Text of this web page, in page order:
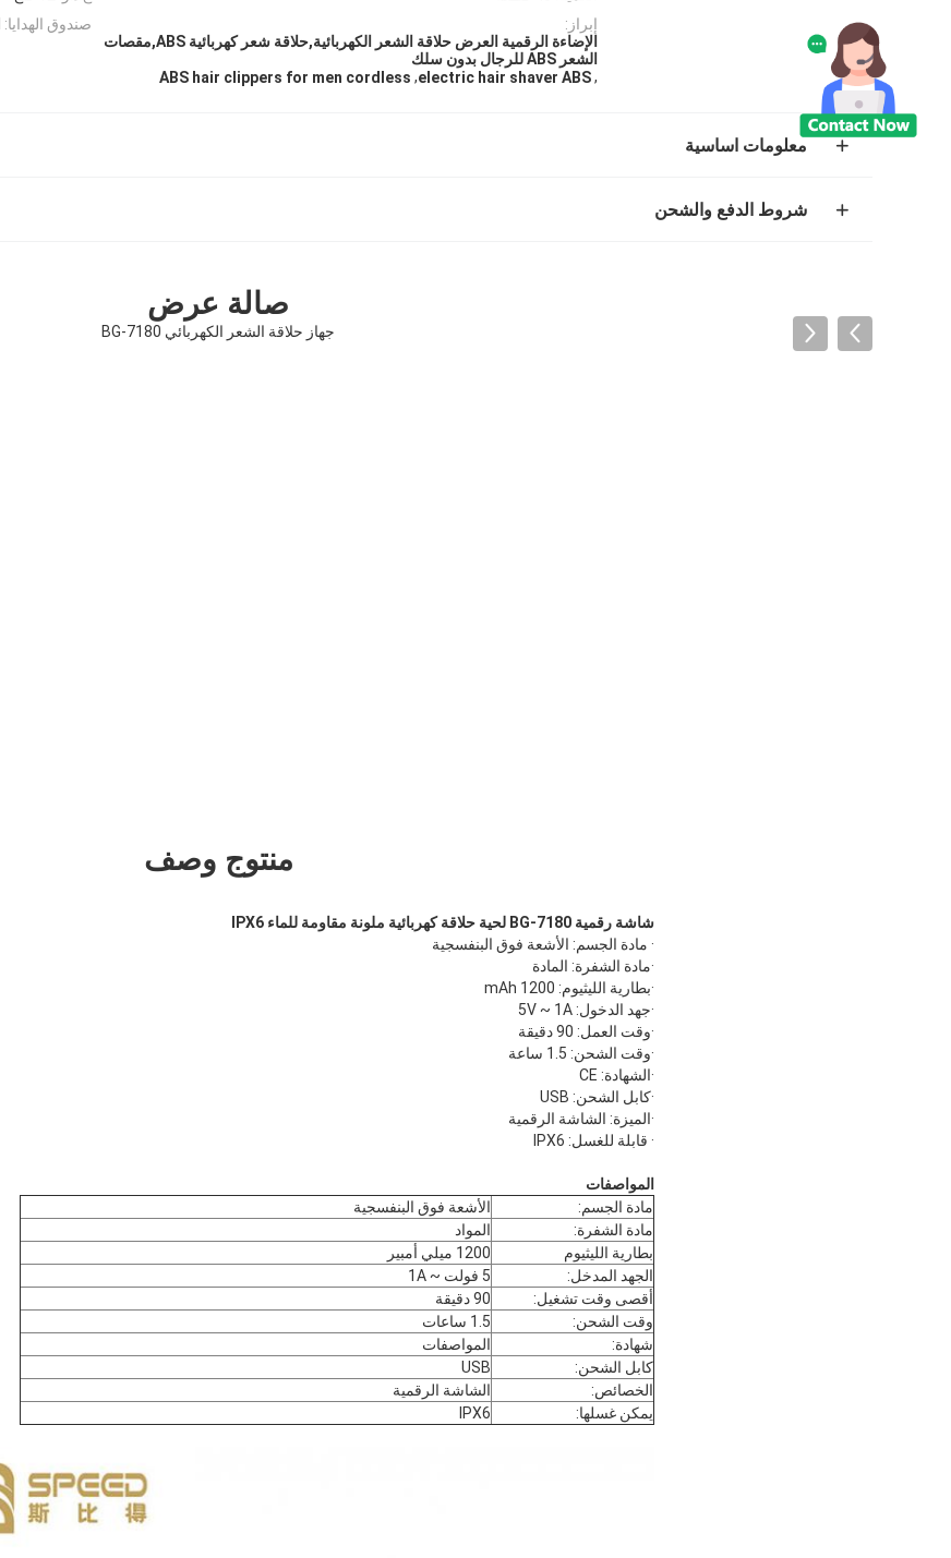
صندوق الهدايا:
إبراز:
الإضاءة الرقمية العرض حلاقة الشعر الكهربائية,حلاقة شعر كهربائية ABS,مقصات
الشعر ABS للرجال بدون سلك
,
electric hair shaver ABS
,
ABS hair clippers for men cordless
معلومات اساسية
شروط الدفع والشحن
صالة عرض
جهاز حلاقة الشعر الكهربائي BG-7180
منتوج وصف
شاشة رقمية BG-7180 لحية حلاقة كهربائية ملونة مقاومة للماء IPX6
· مادة الجسم: الأشعة فوق البنفسجية
·مادة الشفرة: المادة
·بطارية الليثيوم: 1200 mAh
·جهد الدخول: 5V ~ 1A
·وقت العمل: 90 دقيقة
·وقت الشحن: 1.5 ساعة
·الشهادة: CE
·كابل الشحن: USB
·الميزة: الشاشة الرقمية
· قابلة للغسل: IPX6
المواصفات
مادة الجسم:
الأشعة فوق البنفسجية
مادة الشفرة:
المواد
بطارية الليثيوم
1200 ميلي أمبير
الجهد المدخل:
5 فولت ~ 1A
أقصى وقت تشغيل:
90 دقيقة
وقت الشحن:
1.5 ساعات
شهادة:
المواصفات
كابل الشحن:
USB
الخصائص:
الشاشة الرقمية
يمكن غسلها:
IPX6